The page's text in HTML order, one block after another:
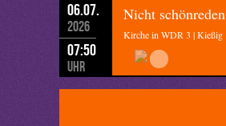
06.07.
2026
07:50
Uhr
Nicht schönreden
Kirche in WDR 3 | Kießig